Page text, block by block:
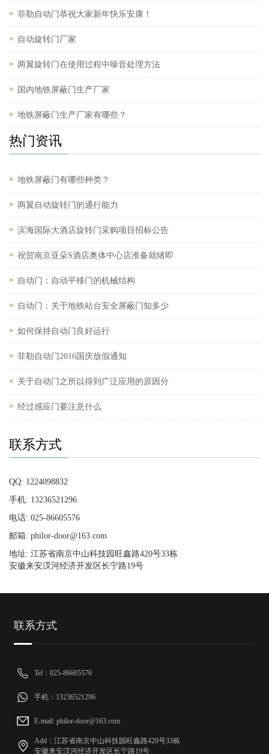
菲勒自动门恭祝大家新年快乐安康！
自动旋转门厂家
两翼旋转门在使用过程中噪音处理方法
国内地铁屏蔽门生产厂家
地铁屏蔽门生产厂家有哪些？
热门资讯
地铁屏蔽门有哪些种类？
两翼自动旋转门的通行能力
滨海国际大酒店旋转门采购项目招标公告
祝贺南京亚朵S酒店奥体中心店准备就绪即
自动门：自动平移门的机械结构
自动门：关于地铁站台安全屏蔽门知多少
如何保持自动门良好运行
菲勒自动门2016国庆放假通知
关于自动门之所以得到广泛应用的原因分
经过感应门要注意什么
联系方式
QQ: 1224098832
手机: 13236521296
电话: 025-86605576
邮箱: philor-door@163.com
地址: 江苏省南京中山科技园旺鑫路420号33栋
安徽来安汊河经济开发区长宁路19号
联系方式
Tel：025-86605576
手机：13236521296
E-mail: philor-door@163.com
Add：江苏省南京中山科技园旺鑫路420号33栋
安徽来安汊河经济开发区长宁路19号